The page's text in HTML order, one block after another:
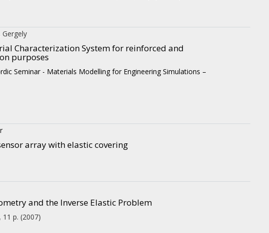
Gergely
Characterization System for reinforced and
purposes
Seminar - Materials Modelling for Engineering Simulations –
array with elastic covering
and the Inverse Elastic Problem
11 p. (2007)